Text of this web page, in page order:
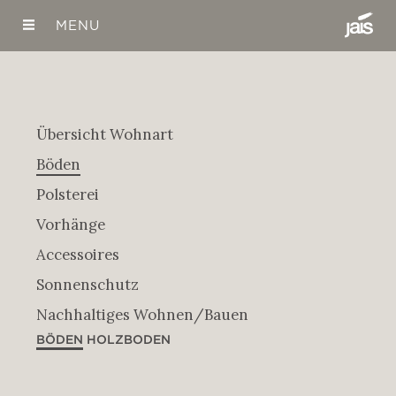
MENU
Übersicht Wohnart
Böden
Holzboden
Teppichboden
Vinylboden
Korkboden
Linoleum
PVC-Boden
Polsterei
Vorhänge
Accessoires
Sonnenschutz
Innen
Aussen
Nachhaltiges Wohnen/Bauen
Ionisierende Wandfarbe
BÖDEN HOLZBODEN